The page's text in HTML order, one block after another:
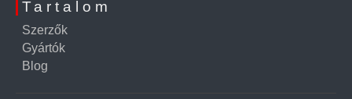
Tartalom
Szerzők
Gyártók
Blog